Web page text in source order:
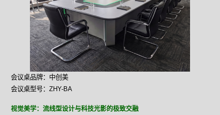
会议桌品牌：中创美
会议桌型号：ZHY-BA
视觉美学：流线型设计与科技光影的极致交融